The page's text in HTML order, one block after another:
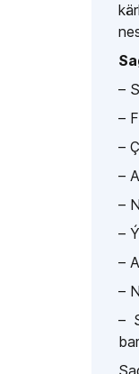
–
–
–
–
–
–
–
–
–